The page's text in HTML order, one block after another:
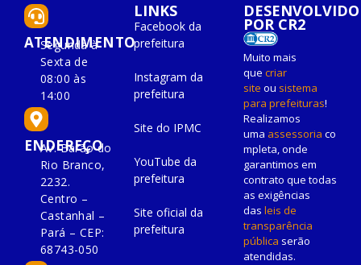
ATENDIMENTO
Segunda à
Sexta de
08:00 às
14:00
ENDEREÇO
Av. Barão do
Rio Branco,
2232.
Centro –
Castanhal –
Pará – CEP:
68743-050
LINKS
Facebook da
prefeitura
Instagram da
prefeitura
Site do IPMC
YouTube da
prefeitura
Site oficial da
prefeitura
DESENVOLVIDO
POR CR2
Muito mais
que criar
site ou sistema
para prefeituras!
Realizamos
uma assessoria co
mpleta, onde
garantimos em
contrato que todas
as exigências
das leis de
transparência
pública serão
atendidas.